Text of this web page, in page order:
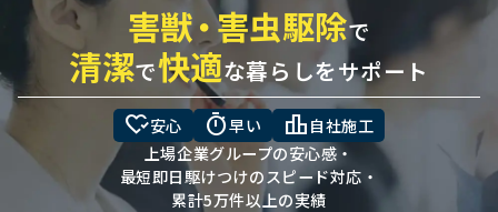
害獣・害虫駆除で
清潔で快適な暮らしをサポート
heart_check安心 timer早い leaderboard 自社施工
上場企業グループの安心感・
最短即日駆けつけのスピード対応・
累計5万件以上の実績